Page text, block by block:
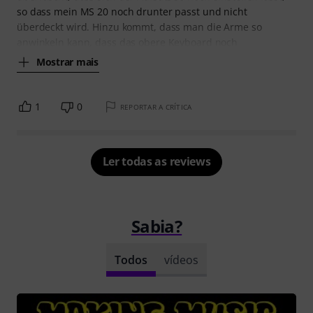
so dass mein MS 20 noch drunter passt und nicht
überdeckt wird. Hinzu kommt, dass man die Arme so
Mostrar mais
1 0 REPORTAR A CRÍTICA
Ler todas as reviews
Sabia?
Todos vídeos